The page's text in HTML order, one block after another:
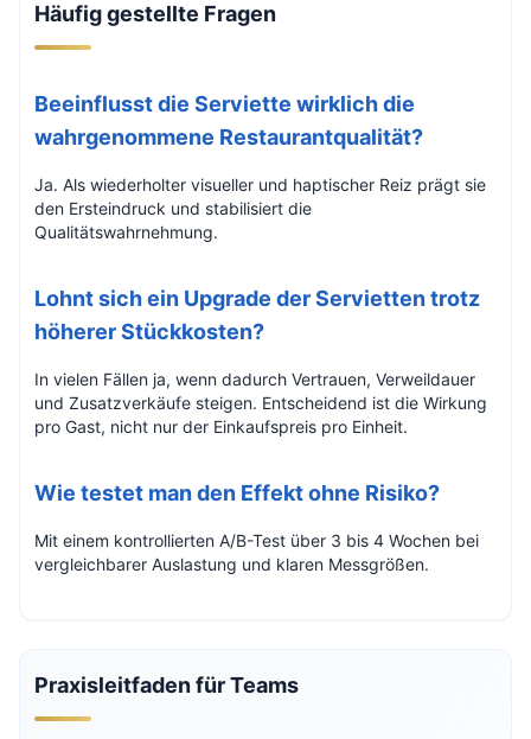
Häufig gestellte Fragen
Beeinflusst die Serviette wirklich die
wahrgenommene Restaurantqualität?
Ja. Als wiederholter visueller und haptischer Reiz prägt sie
den Ersteindruck und stabilisiert die
Qualitätswahrnehmung.
Lohnt sich ein Upgrade der Servietten trotz
höherer Stückkosten?
In vielen Fällen ja, wenn dadurch Vertrauen, Verweildauer
und Zusatzverkäufe steigen. Entscheidend ist die Wirkung
pro Gast, nicht nur der Einkaufspreis pro Einheit.
Wie testet man den Effekt ohne Risiko?
Mit einem kontrollierten A/B-Test über 3 bis 4 Wochen bei
vergleichbarer Auslastung und klaren Messgrößen.
Praxisleitfaden für Teams